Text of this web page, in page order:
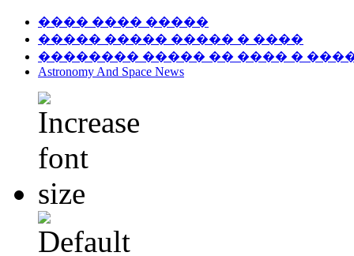
���� ���� �����
����� ����� ����� � ����
�������� ����� �� ���� �
Astronomy And Space News